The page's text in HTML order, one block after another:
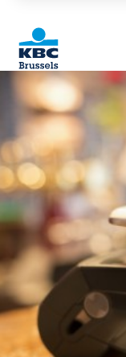
Ondernemers